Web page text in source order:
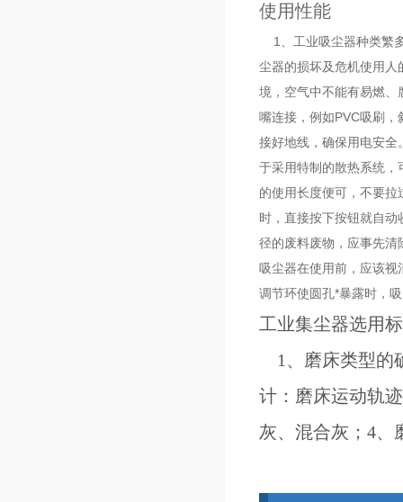
使用性能
1、工业吸尘器种类繁
尘器的损坏及危机使用
境，空气中不能有易燃
嘴连接，例如PVC吸刷
接好地线，确保用电安
于采用特制的散热系统
的使用长度便可，不要
时，直接按下按钮就自
径的废料废物，应事先
吸尘器在使用前，应该
调节环使圆孔*暴露时，
工业集尘器选用
1、磨床类型的
计：磨床运动轨
灰、混合灰；4、